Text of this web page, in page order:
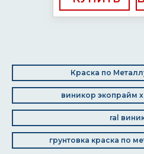
Краска по
виникор экопрайм
ral
грунтовка краска по